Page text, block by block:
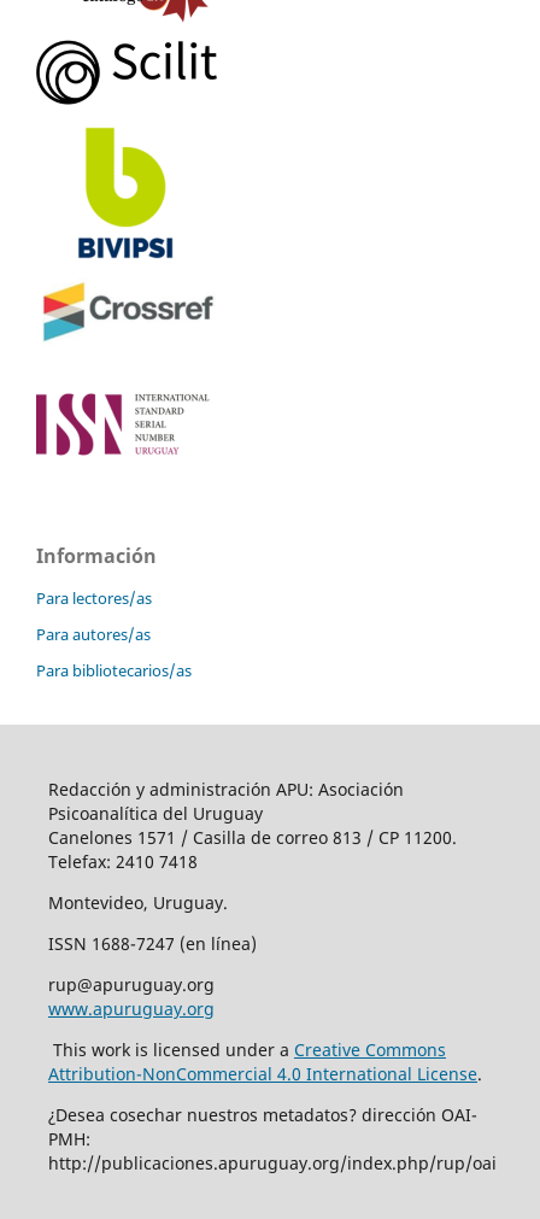
Información
Para lectores/as
Para autores/as
Para bibliotecarios/as
Redacción y administración APU: Asociación
Psicoanalítica del Uruguay
Canelones 1571 / Casilla de correo 813 / CP 11200.
Telefax: 2410 7418
Montevideo, Uruguay.
ISSN 1688-7247 (en línea)
rup@apuruguay.org
www.apuruguay.org
This work is licensed under a Creative Commons
Attribution-NonCommercial 4.0 International License.
¿Desea cosechar nuestros metadatos? dirección OAI-
PMH:
http://publicaciones.apuruguay.org/index.php/rup/oai